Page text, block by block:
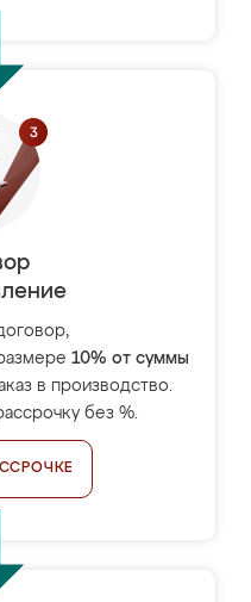
10% от суммы
в производство.
без %.